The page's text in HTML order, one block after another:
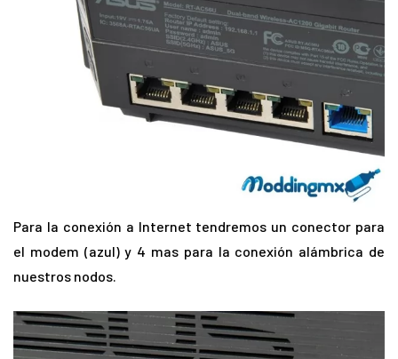
Para la conexión a Internet tendremos un conector para
el modem (azul) y 4 mas para la conexión alámbrica de
nuestros nodos.